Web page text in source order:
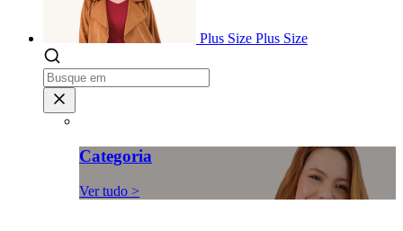
Plus Size Plus Size
Categoria
Ver tudo >